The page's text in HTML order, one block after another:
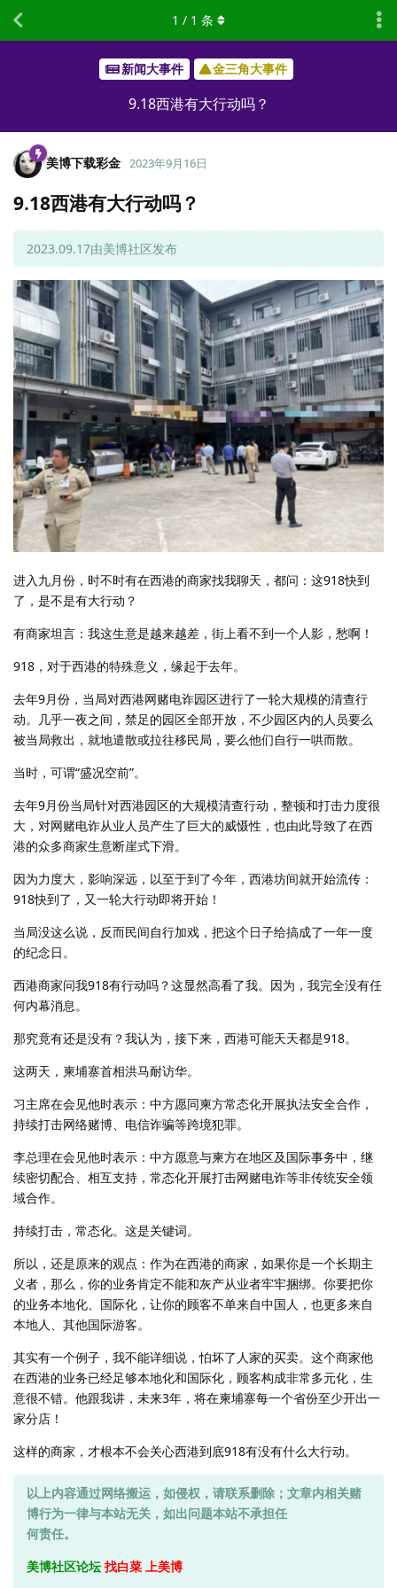
新闻大事件 金三角大事件
9.18西港有大行动吗？
1 / 1 条
美博下载彩金 2023年9月16日
9.18西港有大行动吗？
2023.09.17由美博社区发布
进入九月份，时不时有在西港的商家找我聊天，都问：这918快到
了，是不是有大行动？
有商家坦言：我这生意是越来越差，街上看不到一个人影，愁啊！
918，对于西港的特殊意义，缘起于去年。
去年9月份，当局对西港网赌电诈园区进行了一轮大规模的清查行
动。几乎一夜之间，禁足的园区全部开放，不少园区内的人员要么
被当局救出，就地遣散或拉往移民局，要么他们自行一哄而散。
当时，可谓“盛况空前”。
去年9月份当局针对西港园区的大规模清查行动，整顿和打击力度很
大，对网赌电诈从业人员产生了巨大的威慑性，也由此导致了在西
港的众多商家生意断崖式下滑。
因为力度大，影响深远，以至于到了今年，西港坊间就开始流传：
918快到了，又一轮大行动即将开始！
当局没这么说，反而民间自行加戏，把这个日子给搞成了一年一度
的纪念日。
西港商家问我918有行动吗？这显然高看了我。因为，我完全没有任
何内幕消息。
那究竟有还是没有？我认为，接下来，西港可能天天都是918。
这两天，柬埔寨首相洪马耐访华。
习主席在会见他时表示：中方愿同柬方常态化开展执法安全合作，
持续打击网络赌博、电信诈骗等跨境犯罪。
李总理在会见他时表示：中方愿意与柬方在地区及国际事务中，继
续密切配合、相互支持，常态化开展打击网赌电诈等非传统安全领
域合作。
持续打击，常态化。这是关键词。
所以，还是原来的观点：作为在西港的商家，如果你是一个长期主
义者，那么，你的业务肯定不能和灰产从业者牢牢捆绑。你要把你
的业务本地化、国际化，让你的顾客不单来自中国人，也更多来自
本地人、其他国际游客。
其实有一个例子，我不能详细说，怕坏了人家的买卖。这个商家他
在西港的业务已经足够本地化和国际化，顾客构成非常多元化，生
意很不错。他跟我讲，未来3年，将在柬埔寨每一个省份至少开出一
家分店！
这样的商家，才根本不会关心西港到底918有没有什么大行动。
以上内容通过网络搬运，如侵权，请联系删除；文章内相关赌
博行为一律与本站无关，如出问题本站不承担任
何责任。
美博社区论坛 找白菜 上美博